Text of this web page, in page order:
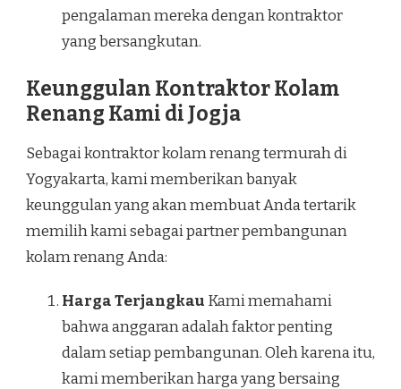
pengalaman mereka dengan kontraktor
yang bersangkutan.
Keunggulan Kontraktor Kolam
Renang Kami di Jogja
Sebagai kontraktor kolam renang termurah di
Yogyakarta, kami memberikan banyak
keunggulan yang akan membuat Anda tertarik
memilih kami sebagai partner pembangunan
kolam renang Anda:
Harga Terjangkau Kami memahami
bahwa anggaran adalah faktor penting
dalam setiap pembangunan. Oleh karena itu,
kami memberikan harga yang bersaing